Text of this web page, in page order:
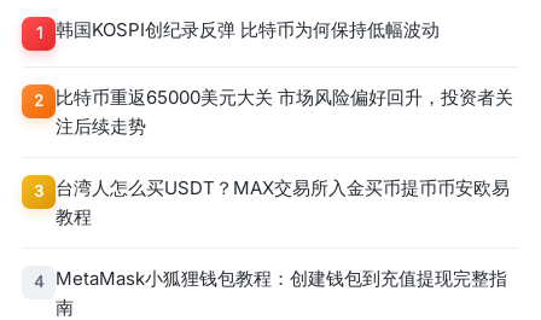
1 韩国KOSPI创纪录反弹 比特币为何保持低幅波动
2
比特币重返65000美元大关 市场风险偏好回升，投资者关
注后续走势
3
台湾人怎么买USDT？MAX交易所入金买币提币币安欧易
教程
4
MetaMask小狐狸钱包教程：创建钱包到充值提现完整指
南